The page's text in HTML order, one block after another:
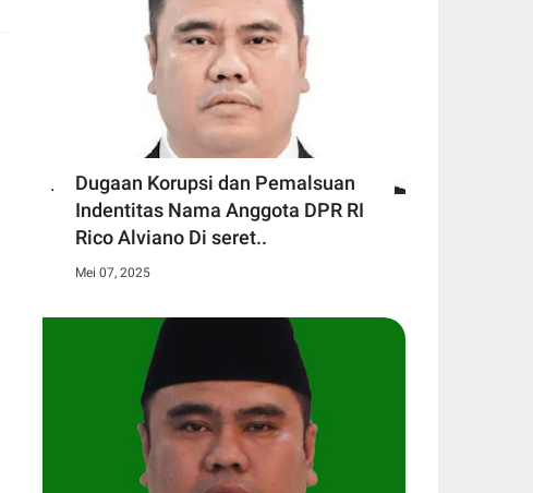
Dugaan Korupsi dan Pemalsuan
Indentitas Nama Anggota DPR RI
Rico Alviano Di seret..
Mei 07, 2025